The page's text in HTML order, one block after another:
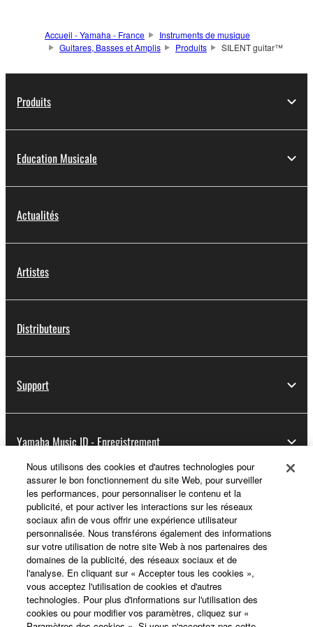
Accueil - Yamaha - France
Instruments de musique
Guitares, Basses et Amplis
Produits SILENT guitar™
Produits
Education Musicale
Actualités
Artistes
Distributeurs
Support
Yamaha Music ID - Enregistrement
A propos de Yamaha
France - French
Professionnel
Nous utilisons des cookies et d'autres technologies pour
assurer le bon fonctionnement du site Web, pour surveiller
les performances, pour personnaliser le contenu et la
publicité, et pour activer les interactions sur les réseaux
sociaux afin de vous offrir une expérience utilisateur
personnalisée. Nous transférons également des informations
sur votre utilisation de notre site Web à nos partenaires des
domaines de la publicité, des réseaux sociaux et de
l'analyse. En cliquant sur « Accepter tous les cookies »,
vous acceptez l'utilisation de cookies et d'autres
technologies. Pour plus d'informations sur l'utilisation des
cookies ou pour modifier vos paramètres, cliquez sur «